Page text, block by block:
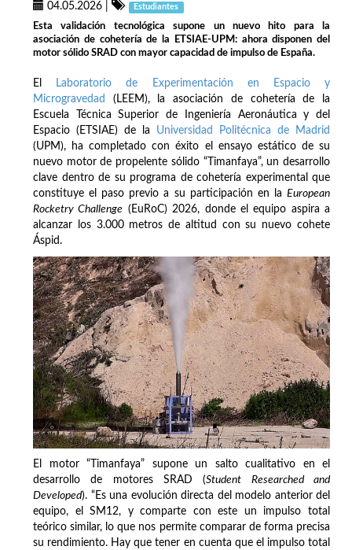
04.05.2026 Estudiantes
Esta validación tecnológica supone un nuevo hito para la
asociación de cohetería de la ETSIAE-UPM: ahora disponen del
motor sólido SRAD con mayor capacidad de impulso de España.
El
Laboratorio de Experimentación en Espacio y
Microgravedad
(LEEM), la asociación de cohetería de la
Escuela Técnica Superior de Ingeniería Aeronáutica y del
Espacio (ETSIAE) de la Universidad Politécnica de Madrid
(UPM), ha completado con éxito el ensayo estático de su
nuevo motor de propelente sólido “Timanfaya”, un desarrollo
clave dentro de su programa de cohetería experimental que
constituye el paso previo a su participación en la European
Rocketry Challenge (EuRoC) 2026, donde el equipo aspira a
alcanzar los 3.000 metros de altitud con su nuevo cohete
Áspid.
El motor “Timanfaya” supone un salto cualitativo en el
desarrollo de motores SRAD (Student Researched and
Developed). “Es una evolución directa del modelo anterior del
equipo, el SM12, y comparte con este un impulso total
teórico similar, lo que nos permite comparar de forma precisa
su rendimiento. Hay que tener en cuenta que el impulso total